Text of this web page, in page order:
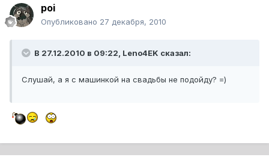
poi
Опубликовано 27 декабря, 2010
В 27.12.2010 в 09:22, Leno4EK сказал:
Слушай, а я с машинкой на свадьбы не подойду? =)